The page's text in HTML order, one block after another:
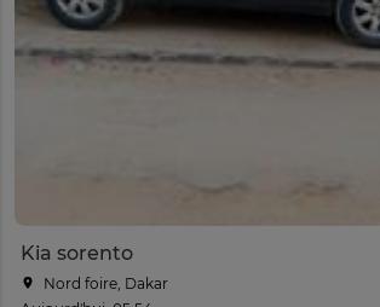
Kia sorento
Nord foire, Dakar